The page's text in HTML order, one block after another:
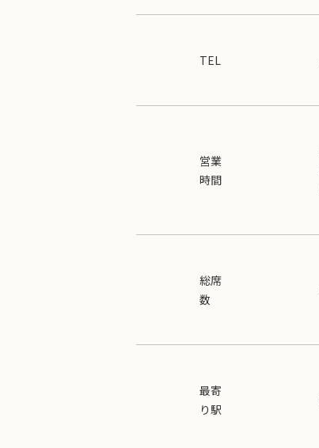
TEL
営業
時間
総席
数
最寄
り駅